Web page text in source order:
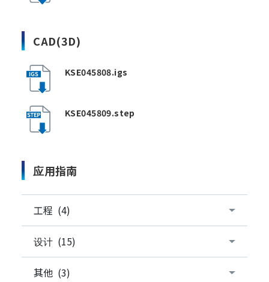
CAD(3D)
KSE045808.igs
KSE045809.step
应用指南
工程 (4)
设计 (15)
其他 (3)